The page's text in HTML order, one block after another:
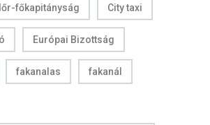
főkapitányság City taxi
Európai Bizottság
fakanalas fakanál